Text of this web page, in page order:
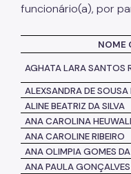
funcionário(a), por
NOME
AGHATA LARA SANTOS
ALEXSANDRA DE SOUSA
ALINE BEATRIZ DA SILVA
ANA CAROLINA
ANA CAROLINE RIBEIRO
ANA OLIMPIA GOMES DA
ANA PAULA GONÇALVES